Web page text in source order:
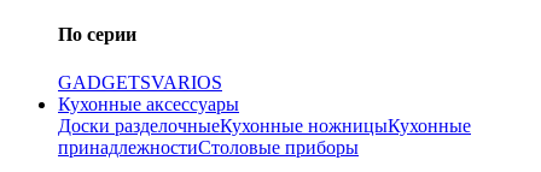
По серии
GADGETSVARIOS
Кухонные аксессуары
Доски разделочныеКухонные ножницыКухонные
принадлежностиСтоловые приборы